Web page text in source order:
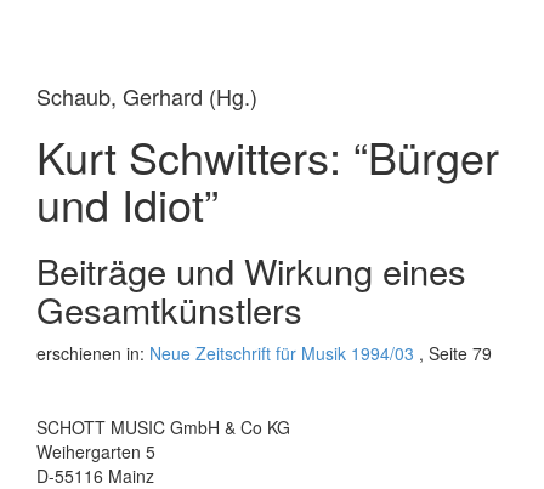
Schaub, Gerhard (Hg.)
Kurt Schwitters: “Bürger
und Idiot”
Beiträge und Wirkung eines
Gesamtkünstlers
erschienen in: Neue Zeitschrift für Musik 1994/03 , Seite 79
SCHOTT MUSIC GmbH & Co KG
Weihergarten 5
D-55116 Mainz